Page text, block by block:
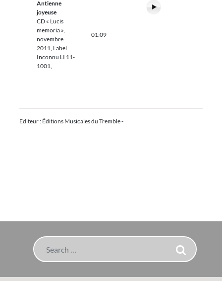
Antienne
joyeuse
CD « Lucis
memoria »,
novembre
2011, Label
Inconnu LI 11-
1001,
01:09
Editeur : Éditions Musicales du Tremble -
Search